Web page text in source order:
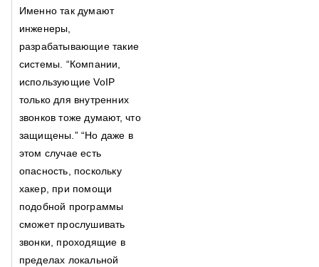
Именно так думают
инженеры,
разрабатывающие такие
системы. “Компании,
использующие VoIP
только для внутренних
звонков тоже думают, что
защищены.” “Но даже в
этом случае есть
опасность, поскольку
хакер, при помощи
подобной программы
сможет прослушивать
звонки, проходящие в
пределах локальной